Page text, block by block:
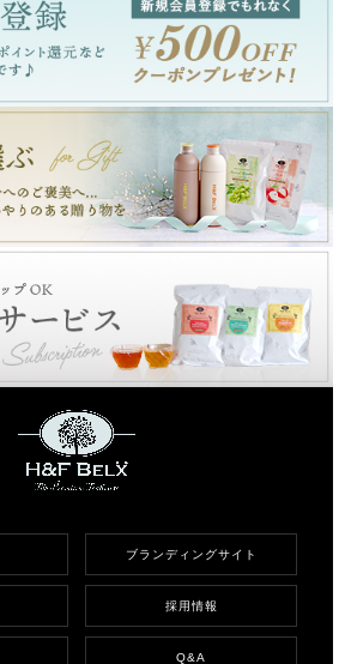
ブランディングサイト
採用情報
Q&A